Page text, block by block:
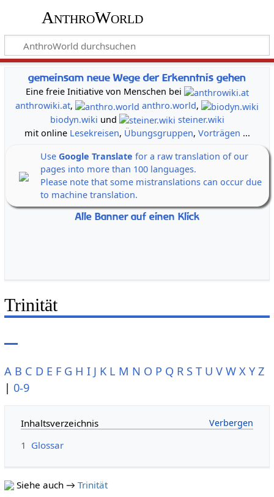
AnthroWorld
gemeinsam neue Wege der Erkenntnis gehen
Eine freie Initiative von Menschen bei
anthrowiki.at, anthro.world,
biodyn.wiki und
steiner.wiki
mit online Lesekreisen, Übungsgruppen, Vorträgen ...
Use Google Translate for a raw translation of our
pages into more than 100 languages.
Please note that some mistranslations can occur due
to machine translation.
Alle Banner auf einen Klick
Trinität
A B C D E F G H I J K L M N O P Q R S T U V W X Y Z
| 0-9
Inhaltsverzeichnis
1 Glossar
Siehe auch → Trinität